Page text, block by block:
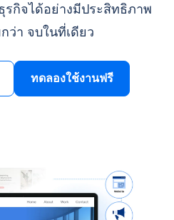
กิจได้อย่างมีประสิทธิภาพ
ว่า จบในที่เดียว
ทดลองใช้งานฟรี